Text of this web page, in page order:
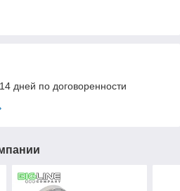
дней по договоренности